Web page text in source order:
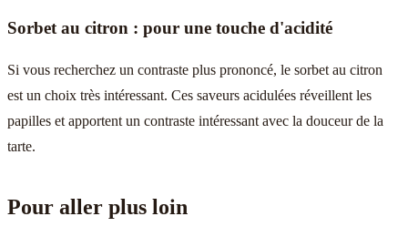
Sorbet au citron : pour une touche d'acidité
Si vous recherchez un contraste plus prononcé, le sorbet au citron
est un choix très intéressant. Ces saveurs acidulées réveillent les
papilles et apportent un contraste intéressant avec la douceur de la
tarte.
Pour aller plus loin